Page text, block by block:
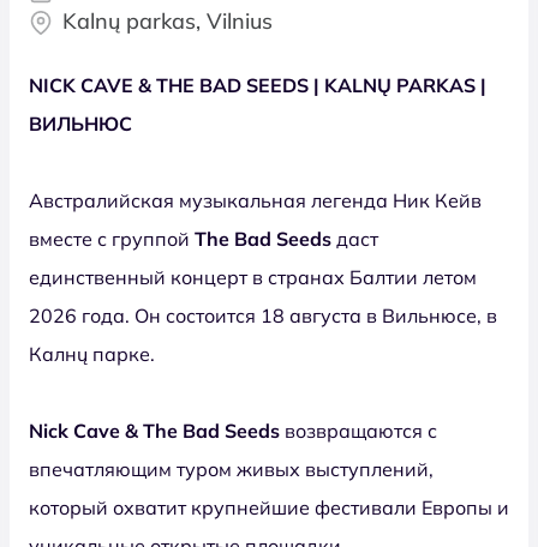
Kalnų parkas, Vilnius
NICK CAVE & THE BAD SEEDS | KALNŲ PARKAS |
ВИЛЬНЮС
Австралийская музыкальная легенда Ник Кейв
вместе с группой The Bad Seeds даст
единственный концерт в странах Балтии летом
2026 года. Он состоится 18 августа в Вильнюсе, в
Калнų парке.
Nick Cave & The Bad Seeds возвращаются с
впечатляющим туром живых выступлений,
который охватит крупнейшие фестивали Европы и